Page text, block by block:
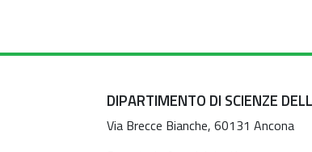
DIPARTIMENTO DI SCIENZE
Via Brecce Bianche, 60131 Ancona